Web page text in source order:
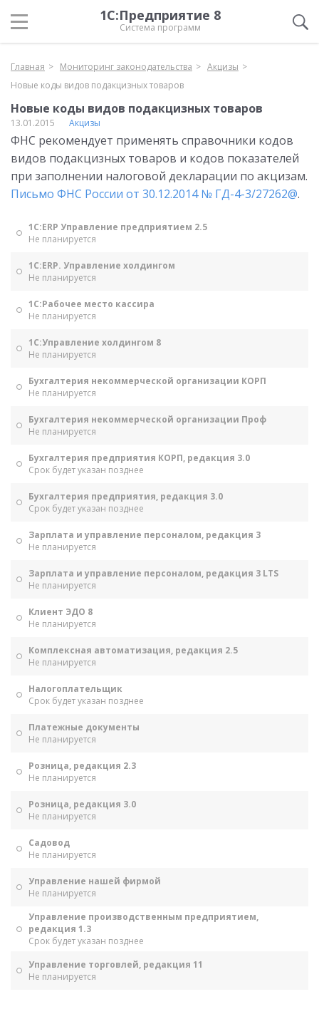
1С:Предприятие 8
Система программ
Главная Мониторинг законодательства
Акцизы
Новые коды видов подакцизных товаров
Новые коды видов подакцизных товаров
13.01.2015 Акцизы
ФНС рекомендует применять справочники кодов
видов подакцизных товаров и кодов показателей
при заполнении налоговой декларации по акцизам.
Письмо ФНС России от 30.12.2014 № ГД-4-3/27262@.
1С:ERP Управление предприятием 2.5
Не планируется
1С:ERP. Управление холдингом
Не планируется
1С:Рабочее место кассира
Не планируется
1С:Управление холдингом 8
Не планируется
Бухгалтерия некоммерческой организации КОРП
Не планируется
Бухгалтерия некоммерческой организации Проф
Не планируется
Бухгалтерия предприятия КОРП, редакция 3.0
Срок будет указан позднее
Бухгалтерия предприятия, редакция 3.0
Срок будет указан позднее
Зарплата и управление персоналом, редакция 3
Не планируется
Зарплата и управление персоналом, редакция 3 LTS
Не планируется
Клиент ЭДО 8
Не планируется
Комплексная автоматизация, редакция 2.5
Не планируется
Налогоплательщик
Срок будет указан позднее
Платежные документы
Не планируется
Розница, редакция 2.3
Не планируется
Розница, редакция 3.0
Не планируется
Садовод
Не планируется
Управление нашей фирмой
Не планируется
Управление производственным предприятием,
редакция 1.3
Срок будет указан позднее
Управление торговлей, редакция 11
Не планируется